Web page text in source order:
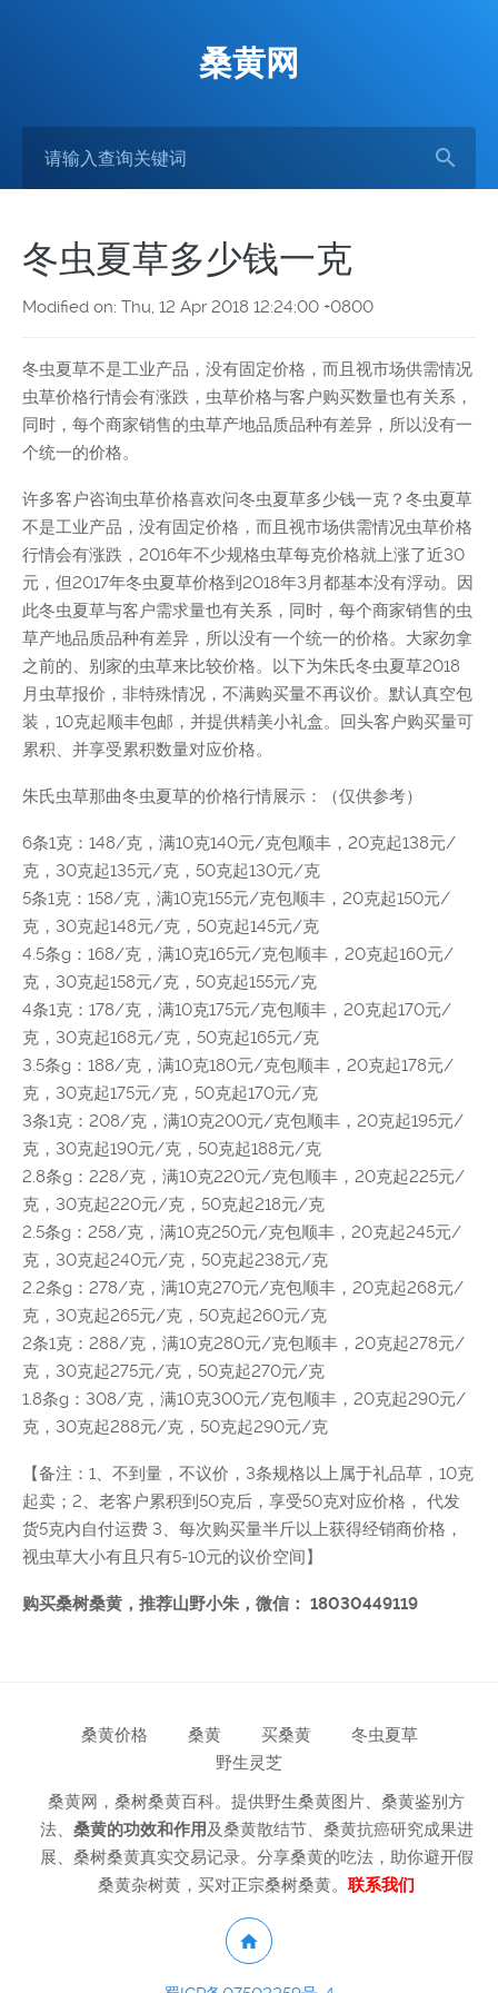
桑黄网
冬虫夏草多少钱一克
Modified on: Thu, 12 Apr 2018 12:24:00 +0800
冬虫夏草不是工业产品，没有固定价格，而且视市场供需情况
虫草价格行情会有涨跌，虫草价格与客户购买数量也有关系，
同时，每个商家销售的虫草产地品质品种有差异，所以没有一
个统一的价格。
许多客户咨询虫草价格喜欢问冬虫夏草多少钱一克？冬虫夏草
不是工业产品，没有固定价格，而且视市场供需情况虫草价格
行情会有涨跌，2016年不少规格虫草每克价格就上涨了近30
元，但2017年冬虫夏草价格到2018年3月都基本没有浮动。因
此冬虫夏草与客户需求量也有关系，同时，每个商家销售的虫
草产地品质品种有差异，所以没有一个统一的价格。大家勿拿
之前的、别家的虫草来比较价格。以下为朱氏冬虫夏草2018
月虫草报价，非特殊情况，不满购买量不再议价。默认真空包
装，10克起顺丰包邮，并提供精美小礼盒。回头客户购买量可
累积、并享受累积数量对应价格。
朱氏虫草那曲冬虫夏草的价格行情展示：（仅供参考）
6条1克：148/克，满10克140元/克包顺丰，20克起138元/
克，30克起135元/克，50克起130元/克
5条1克：158/克，满10克155元/克包顺丰，20克起150元/
克，30克起148元/克，50克起145元/克
4.5条g：168/克，满10克165元/克包顺丰，20克起160元/
克，30克起158元/克，50克起155元/克
4条1克：178/克，满10克175元/克包顺丰，20克起170元/
克，30克起168元/克，50克起165元/克
3.5条g：188/克，满10克180元/克包顺丰，20克起178元/
克，30克起175元/克，50克起170元/克
3条1克：208/克，满10克200元/克包顺丰，20克起195元/
克，30克起190元/克，50克起188元/克
2.8条g：228/克，满10克220元/克包顺丰，20克起225元/
克，30克起220元/克，50克起218元/克
2.5条g：258/克，满10克250元/克包顺丰，20克起245元/
克，30克起240元/克，50克起238元/克
2.2条g：278/克，满10克270元/克包顺丰，20克起268元/
克，30克起265元/克，50克起260元/克
2条1克：288/克，满10克280元/克包顺丰，20克起278元/
克，30克起275元/克，50克起270元/克
1.8条g：308/克，满10克300元/克包顺丰，20克起290元/
克，30克起288元/克，50克起290元/克
【备注：1、不到量，不议价，3条规格以上属于礼品草，10克
起卖；2、老客户累积到50克后，享受50克对应价格， 代发
货5克内自付运费 3、每次购买量半斤以上获得经销商价格，
视虫草大小有且只有5-10元的议价空间】
购买桑树桑黄，推荐山野小朱，微信： 18030449119
桑黄价格 桑黄 买桑黄
冬虫夏草
野生灵芝
桑黄网，桑树桑黄百科。提供野生桑黄图片、桑黄鉴别方
法、 桑黄的功效和作用及桑黄散结节、桑黄抗癌研究成果进
展、桑树桑黄真实交易记录。分享桑黄的吃法，助你避开假
桑黄杂树黄，买对正宗桑树桑黄。 联系我们